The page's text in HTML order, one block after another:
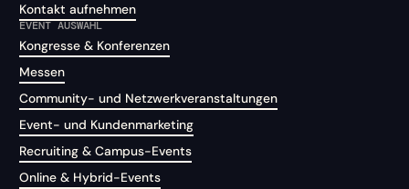
Kontakt aufnehmen
EVENT AUSWAHL
Kongresse & Konferenzen
Messen
Community- und Netzwerkveranstaltungen
Event- und Kundenmarketing
Recruiting & Campus-Events
Online & Hybrid-Events